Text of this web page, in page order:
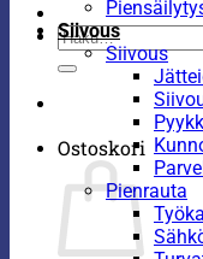
Etsi:
Ostoskori
Siivous
Siivous
Pienrauta